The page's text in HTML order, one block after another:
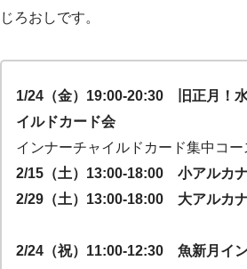
じろおしです。
1/24（金）19:00-20:30 旧正月！
イルドカード会
インナーチャイルドカード集中コー
2/15（土）13:00-18:00 小アルカ
2/29（土）13:00-18:00 大アルカ
2/24（祝）11:00-12:30 魚新月イ